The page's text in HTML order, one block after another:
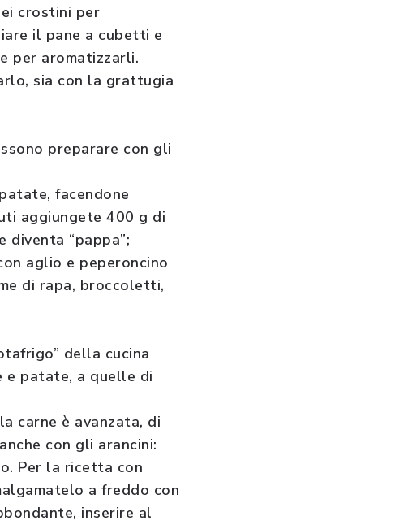
crostini per
il pane a cubetti e
per aromatizzarli.
sia con la grattugia
preparare con gli
facendone
aggiungete 400 g di
“pappa”;
aglio e peperoncino
di rapa, broccoletti,
della cucina
e patate, a quelle di
carne è avanzata, di
con gli arancini:
Per la ricetta con
a freddo con
inserire al